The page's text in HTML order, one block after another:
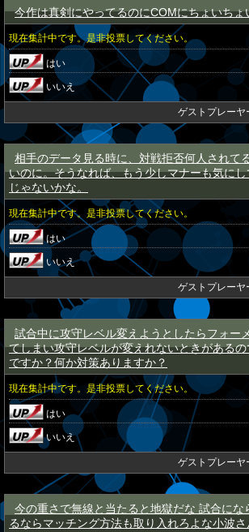
今作は真剣にやってるのにCOMにちょいちょ
現在集計中です。是非投票してください。
はい
いいえ
ゲストプレー
相手のデータ見る時に、対戦拒否何人されて
いのに。そうなれば、もう少しマナーも気に
じゃないかな。
現在集計中です。是非投票してください。
はい
いいえ
ゲストプレー
試合中に攻守レベル変えようとしたらフォー
てしまい攻守レベルが変えれないときがある
ですか？何か対策ありますか？
現在集計中です。是非投票してください。
はい
いいえ
ゲストプレー
今の重さで無線と当たると地獄だな 試合にな
るならマッチング方法も取り入れろよな小波さ